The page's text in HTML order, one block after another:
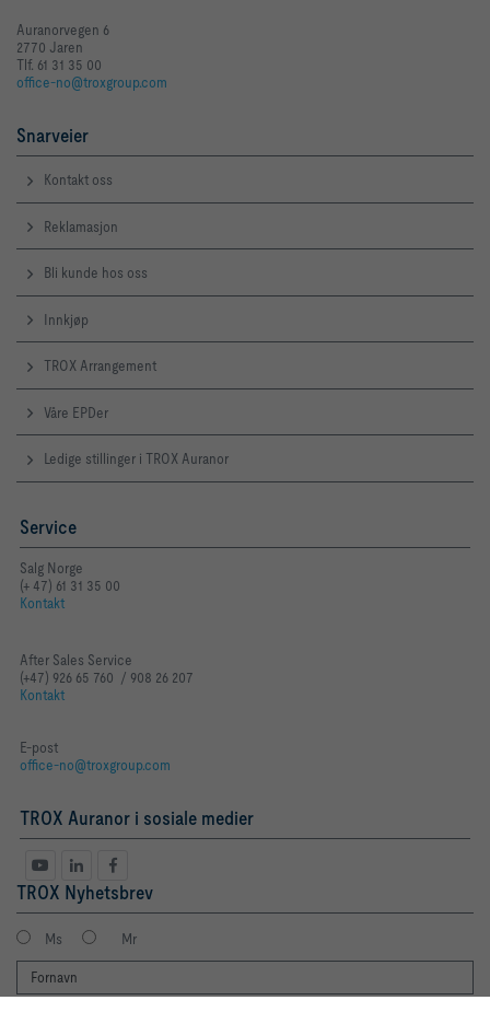
Auranorvegen 6
2770 Jaren
Tlf. 61 31 35 00
office-no@troxgroup.com
Snarveier
Kontakt oss
Reklamasjon
Bli kunde hos oss
Innkjøp
TROX Arrangement
Våre EPDer
Ledige stillinger i TROX Auranor
Service
Salg Norge
(+ 47) 61 31 35 00
Kontakt
After Sales Service
(+47) 926 65 760 / 908 26 207
Kontakt
E-post
office-no@troxgroup.com
TROX Auranor i sosiale medier
TROX Nyhetsbrev
Ms Mr